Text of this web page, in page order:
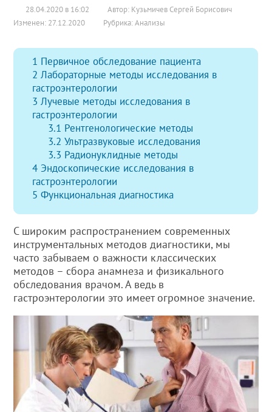
28.04.2020 в 16:02
Автор: Кузьмичев Сергей Борисович
Изменен: 27.12.2020
Рубрика:Анализы
1 Первичное обследование пациента
2 Лабораторные методы исследования в
гастроэнтерологии
3 Лучевые методы исследования в
гастроэнтерологии
3.1 Рентгенологические методы
3.2 Ультразвуковые исследования
3.3 Радионуклидные методы
4 Эндоскопические исследования в
гастроэнтерологии
5 Функциональная диагностика
С широким распространением современных
инструментальных методов диагностики, мы
часто забываем о важности классических
методов – сбора анамнеза и физикального
обследования врачом. А ведь в
гастроэнтерологии это имеет огромное значение.